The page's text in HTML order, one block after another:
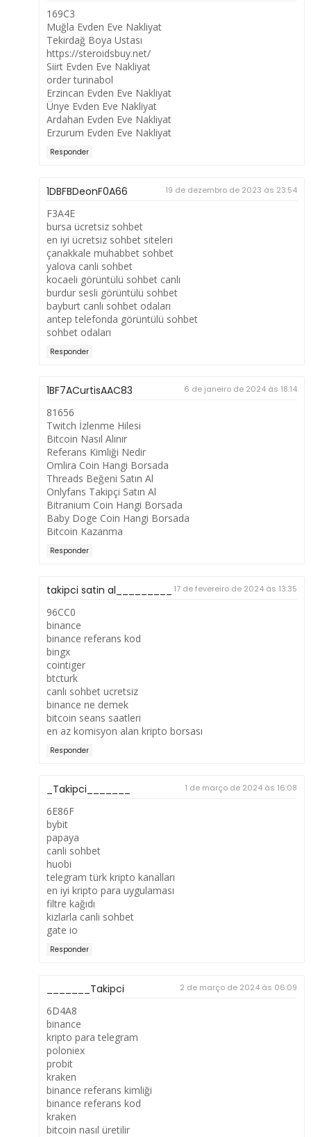
169C3
Muğla Evden Eve Nakliyat
Tekirdağ Boya Ustası
https://steroidsbuy.net/
Siirt Evden Eve Nakliyat
order turinabol
Erzincan Evden Eve Nakliyat
Ünye Evden Eve Nakliyat
Ardahan Evden Eve Nakliyat
Erzurum Evden Eve Nakliyat
Responder
1DBFBDeonF0A66 19 de dezembro de 2023 às 23:54
F3A4E
bursa ücretsiz sohbet
en iyi ücretsiz sohbet siteleri
çanakkale muhabbet sohbet
yalova canli sohbet
kocaeli görüntülü sohbet canlı
burdur sesli görüntülü sohbet
bayburt canlı sohbet odaları
antep telefonda görüntülü sohbet
sohbet odaları
Responder
1BF7ACurtisAAC83 6 de janeiro de 2024 às 18:14
81656
Twitch İzlenme Hilesi
Bitcoin Nasıl Alınır
Referans Kimliği Nedir
Omlira Coin Hangi Borsada
Threads Beğeni Satın Al
Onlyfans Takipçi Satın Al
Bitranium Coin Hangi Borsada
Baby Doge Coin Hangi Borsada
Bitcoin Kazanma
Responder
takipci satin al_________ 17 de fevereiro de 2024 às 13:35
96CC0
binance
binance referans kod
bingx
cointiger
btcturk
canlı sohbet ucretsiz
binance ne demek
bitcoin seans saatleri
en az komisyon alan kripto borsası
Responder
_Takipci_______ 1 de março de 2024 às 16:08
6E86F
bybit
papaya
canli sohbet
huobi
telegram türk kripto kanalları
en iyi kripto para uygulaması
filtre kağıdı
kizlarla canli sohbet
gate io
Responder
_______Takipci 2 de março de 2024 às 06:09
6D4A8
binance
kripto para telegram
poloniex
probit
kraken
binance referans kimliği
binance referans kod
kraken
bitcoin nasıl üretilir